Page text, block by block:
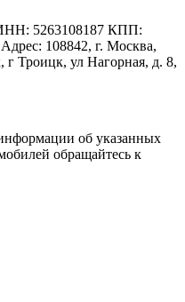
5263108187 КПП:
108842, г. Москва,
г Троицк, ул Нагорная, д. 8,
об указанных
обращайтесь к